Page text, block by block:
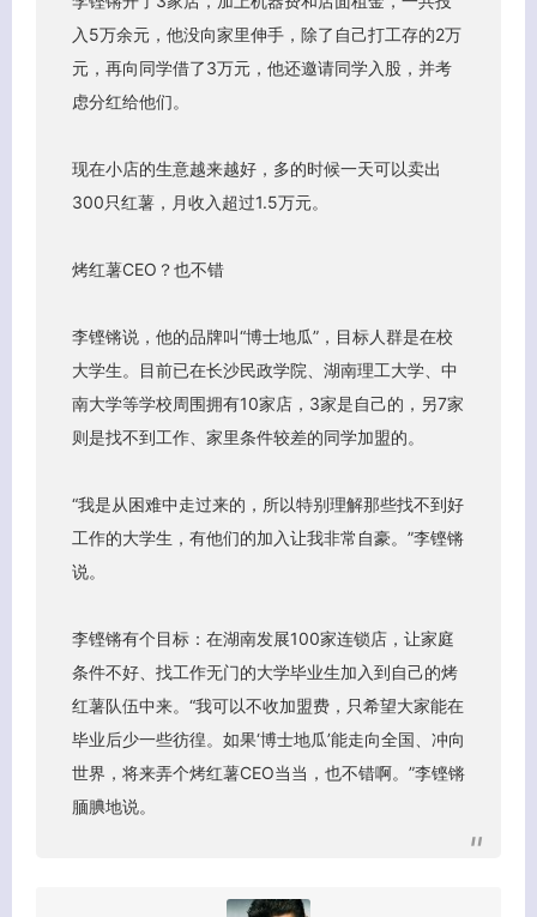
入5万余元，他没向家里伸手，除了自己打工存的2万
元，再向同学借了3万元，他还邀请同学入股，并考
虑分红给他们。
现在小店的生意越来越好，多的时候一天可以卖出
300只红薯，月收入超过1.5万元。
烤红薯CEO？也不错
李铿锵说，他的品牌叫“博士地瓜”，目标人群是在校
大学生。目前已在长沙民政学院、湖南理工大学、中
南大学等学校周围拥有10家店，3家是自己的，另7家
则是找不到工作、家里条件较差的同学加盟的。
“我是从困难中走过来的，所以特别理解那些找不到好
工作的大学生，有他们的加入让我非常自豪。”李铿锵
说。
李铿锵有个目标：在湖南发展100家连锁店，让家庭
条件不好、找工作无门的大学毕业生加入到自己的烤
红薯队伍中来。“我可以不收加盟费，只希望大家能在
毕业后少一些彷徨。如果‘博士地瓜’能走向全国、冲向
世界，将来弄个烤红薯CEO当当，也不错啊。”李铿锵
腼腆地说。
关闭弹窗